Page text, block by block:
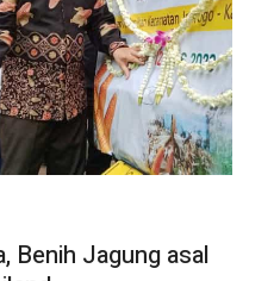
Benih Jagung asal